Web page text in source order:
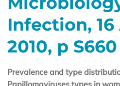
Infection,
2010, p S660
Prevalence and type
Papillomaviruses types in